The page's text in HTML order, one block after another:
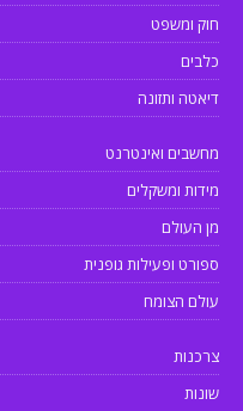
חוק ומשפט
כלבים
דיאטה ותזונה
מחשבים ואינטרנט
מידות ומשקלים
מן העולם
ספורט ופעילות גופנית
עולם הצומח
צרכנות
שונות